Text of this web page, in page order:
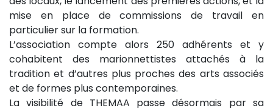
mise en place de commissions de travail en
particulier sur la formation.
L’association compte alors 250 adhérents et y
cohabitent des marionnettistes attachés à la
tradition et d’autres plus proches des arts associés
et de formes plus contemporaines.
La visibilité de THEMAA passe désormais par sa